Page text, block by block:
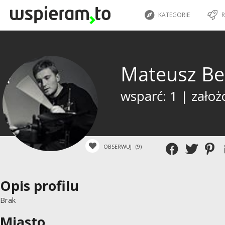
KATEGORIE
Mateusz
wsparć: 1 |
OBSERWUJ (9)
Opis profilu
Brak